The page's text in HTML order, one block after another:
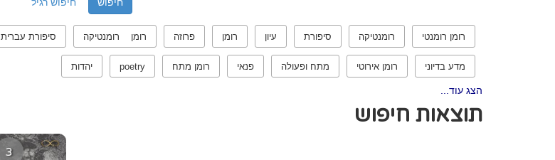
רומן רומנטי רומנטיקה סיפורת עיון רומן פרוזה רומן רומנטיקה סיפורת עברית
מדע בדיוני רומן אירוטי מתח ופעולה פנאי רומן מתח poetry יהדות
הצג עוד...
תוצאות חיפוש
3